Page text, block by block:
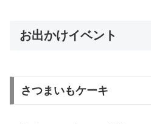
お出かけイベント
さつまいもケーキ